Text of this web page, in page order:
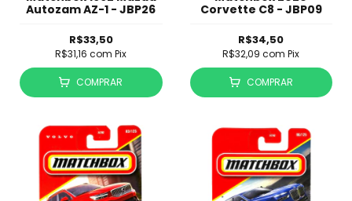
Autozam AZ-1 - JBP26
R$33,50
R$31,16com Pix
COMPRAR
Corvette C8 - JBP09
R$34,50
R$32,09com Pix
COMPRAR